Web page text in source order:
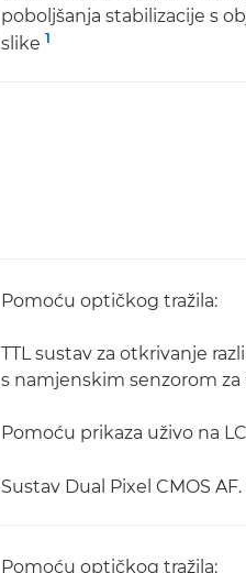
poboljšanja stabilizacije s
slike 1
Pomoću optičkog tražila:
TTL sustav za otkrivanje
s namjenskim senzorom
Pomoću prikaza uživo na
Sustav Dual Pixel CMOS
Pomoću optičkog tražila: